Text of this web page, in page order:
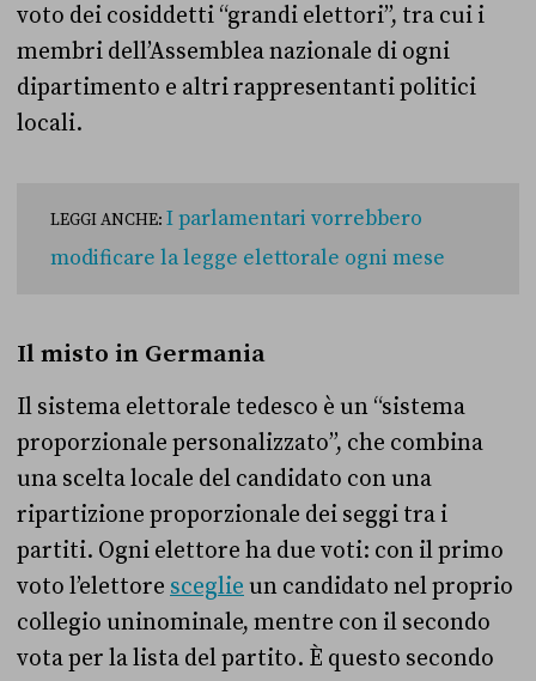
voto dei cosiddetti “grandi elettori”, tra cui i
membri dell’Assemblea nazionale di ogni
dipartimento e altri rappresentanti politici
locali.
LEGGI ANCHE: I parlamentari vorrebbero
modificare la legge elettorale ogni mese
Il misto in Germania
Il sistema elettorale tedesco è un “sistema
proporzionale personalizzato”, che combina
una scelta locale del candidato con una
ripartizione proporzionale dei seggi tra i
partiti. Ogni elettore ha due voti: con il primo
voto l’elettore sceglie un candidato nel proprio
collegio uninominale, mentre con il secondo
vota per la lista del partito. È questo secondo